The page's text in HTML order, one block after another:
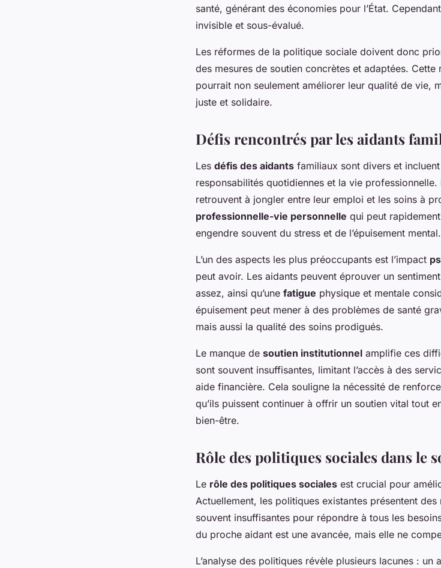
santé, générant des économies pour l’État.
invisible et sous-évalué.
Les réformes de la politique sociale doivent donc
des mesures de soutien concrètes et adaptées.
pourrait non seulement améliorer leur qualité de vie,
juste et solidaire.
Défis rencontrés par les aidants
Les défis des aidants familiaux sont divers et
responsabilités quotidiennes et la vie
retrouvent à jongler entre leur emploi et les soins à
professionnelle-vie personnelle qui peut
engendre souvent du stress et de l’épuisement mental.
L’un des aspects les plus préoccupants est l’impact
peut avoir. Les aidants peuvent éprouver un
assez, ainsi qu’une fatigue physique et mentale
épuisement peut mener à des problèmes de santé
mais aussi la qualité des soins prodigués.
Le manque de soutien institutionnel amplifie ces
sont souvent insuffisantes, limitant l’accès à des
aide financière. Cela souligne la nécessité de
qu’ils puissent continuer à offrir un soutien vital tout
bien-être.
Rôle des politiques sociales dans le
Le rôle des politiques sociales est crucial pour
Actuellement, les politiques existantes présentent
souvent insuffisantes pour répondre à tous les
du proche aidant est une avancée, mais elle ne
L’analyse des politiques révèle plusieurs lacunes :